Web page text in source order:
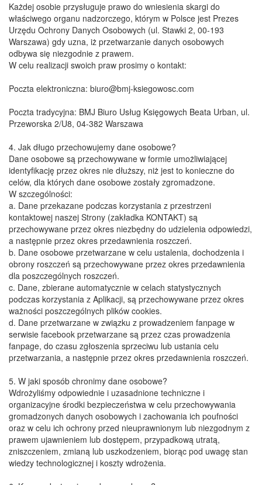
​Każdej osobie przysługuje prawo do wniesienia skargi do
właściwego organu nadzorczego, którym w Polsce jest Prezes
Urzędu Ochrony Danych Osobowych (ul. Stawki 2, 00-193
Warszawa) gdy uzna, iż przetwarzanie danych osobowych
odbywa się niezgodnie z prawem.
​W celu realizacji swoich praw prosimy o kontakt:
​Poczta elektroniczna: biuro@bmj-ksiegowosc.com
​Poczta tradycyjna: BMJ Biuro Usług Księgowych Beata Urban, ul.
Przeworska 2/U8, 04-382 Warszawa
​4. Jak długo przechowujemy dane osobowe?
​Dane osobowe są przechowywane w formie umożliwiającej
identyfikację przez okres nie dłuższy, niż jest to konieczne do
celów, dla których dane osobowe zostały zgromadzone.
​W szczególności:
​a. Dane przekazane podczas korzystania z przestrzeni
kontaktowej naszej Strony (zakładka KONTAKT) są
przechowywane przez okres niezbędny do udzielenia odpowiedzi,
a następnie przez okres przedawnienia roszczeń.
​b. Dane osobowe przetwarzane w celu ustalenia, dochodzenia i
obrony roszczeń są przechowywane przez okres przedawnienia
dla poszczególnych roszczeń.
​c. Dane, zbierane automatycznie w celach statystycznych
podczas korzystania z Aplikacji, są przechowywane przez okres
ważności poszczególnych plików cookies.
​d. Dane przetwarzane w związku z prowadzeniem fanpage w
serwisie facebook przetwarzane są przez czas prowadzenia
fanpage, do czasu zgłoszenia sprzeciwu lub ustania celu
przetwarzania, a następnie przez okres przedawnienia roszczeń.
​5. W jaki sposób chronimy dane osobowe?
​Wdrożyliśmy odpowiednie i uzasadnione techniczne i
organizacyjne środki bezpieczeństwa w celu przechowywania
gromadzonych danych osobowych i zachowania ich poufności
oraz w celu ich ochrony przed nieuprawnionym lub niezgodnym z
prawem ujawnieniem lub dostępem, przypadkową utratą,
zniszczeniem, zmianą lub uszkodzeniem, biorąc pod uwagę stan
wiedzy technologicznej i koszty wdrożenia.